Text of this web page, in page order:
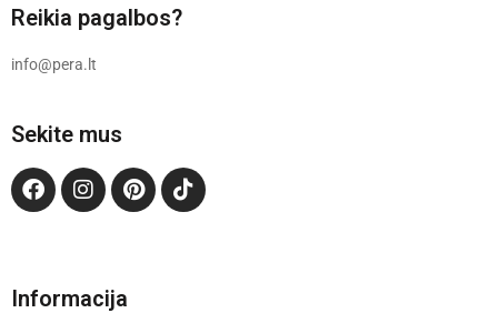
Reikia pagalbos?
info@pera.lt
Sekite mus
Informacija